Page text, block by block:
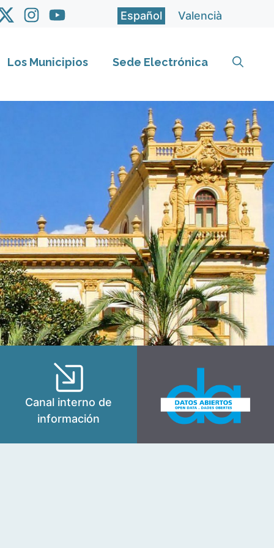
Español Valencià
Los Municipios Sede Electrónica
Canal interno de
información